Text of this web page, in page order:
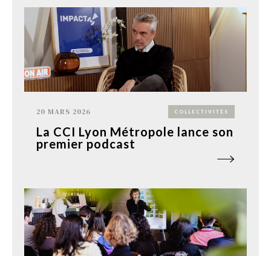
20 MARS 2026 COLLECTIVITÉS
La CCI Lyon Métropole lance son
premier podcast